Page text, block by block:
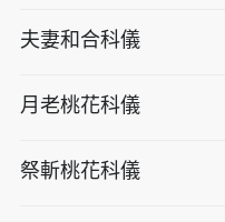
夫妻和合科儀
月老桃花科儀
祭斬桃花科儀